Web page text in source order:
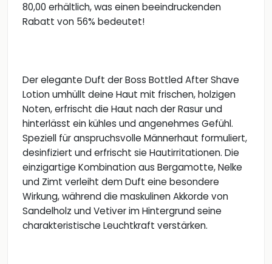
80,00 erhältlich, was einen beeindruckenden
Rabatt von 56% bedeutet!
Der elegante Duft der Boss Bottled After Shave
Lotion umhüllt deine Haut mit frischen, holzigen
Noten, erfrischt die Haut nach der Rasur und
hinterlässt ein kühles und angenehmes Gefühl.
Speziell für anspruchsvolle Männerhaut formuliert,
desinfiziert und erfrischt sie Hautirritationen. Die
einzigartige Kombination aus Bergamotte, Nelke
und Zimt verleiht dem Duft eine besondere
Wirkung, während die maskulinen Akkorde von
Sandelholz und Vetiver im Hintergrund seine
charakteristische Leuchtkraft verstärken.